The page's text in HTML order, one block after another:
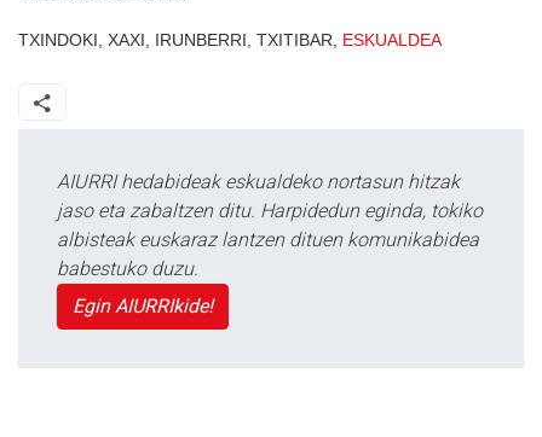
TXINDOKI, XAXI, IRUNBERRI, TXITIBAR, ESKUALDEA
AIURRI hedabideak eskualdeko nortasun hitzak
jaso eta zabaltzen ditu. Harpidedun eginda, tokiko
albisteak euskaraz lantzen dituen komunikabidea
babestuko duzu.
Egin AIURRIkide!